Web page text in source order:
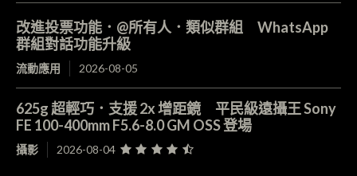
改進投票功能．@所有人．類似群組 WhatsApp
群組對話功能升級
流動應用 2026-08-05
625g 超輕巧．支援 2x 增距鏡 平民級遠攝王 Sony
FE 100-400mm F5.6-8.0 GM OSS 登場
攝影 2026-08-04